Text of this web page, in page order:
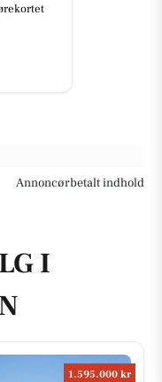
Annoncørbetalt indhold
I
1.595.000 kr